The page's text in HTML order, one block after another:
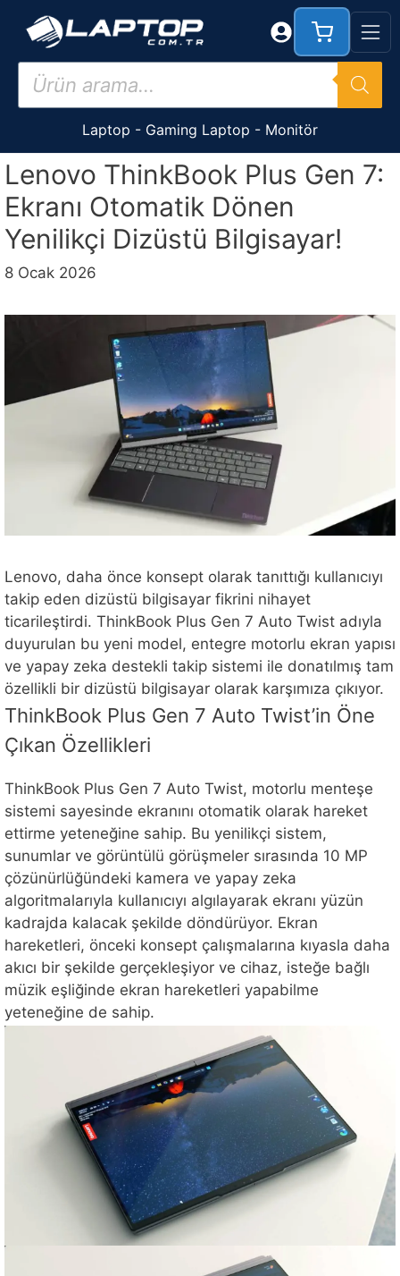
Products
search
Laptop - Gaming Laptop - Monitör
Lenovo ThinkBook Plus Gen 7:
Ekranı Otomatik Dönen
Yenilikçi Dizüstü Bilgisayar!
8 Ocak 2026
Lenovo, daha önce konsept olarak tanıttığı kullanıcıyı
takip eden dizüstü bilgisayar fikrini nihayet
ticarileştirdi. ThinkBook Plus Gen 7 Auto Twist adıyla
duyurulan bu yeni model, entegre motorlu ekran yapısı
ve yapay zeka destekli takip sistemi ile donatılmış tam
özellikli bir dizüstü bilgisayar olarak karşımıza çıkıyor.
ThinkBook Plus Gen 7 Auto Twist’in Öne
Çıkan Özellikleri
ThinkBook Plus Gen 7 Auto Twist, motorlu menteşe
sistemi sayesinde ekranını otomatik olarak hareket
ettirme yeteneğine sahip. Bu yenilikçi sistem,
sunumlar ve görüntülü görüşmeler sırasında 10 MP
çözünürlüğündeki kamera ve yapay zeka
algoritmalarıyla kullanıcıyı algılayarak ekranı yüzün
kadrajda kalacak şekilde döndürüyor. Ekran
hareketleri, önceki konsept çalışmalarına kıyasla daha
akıcı bir şekilde gerçekleşiyor ve cihaz, isteğe bağlı
müzik eşliğinde ekran hareketleri yapabilme
yeteneğine de sahip.